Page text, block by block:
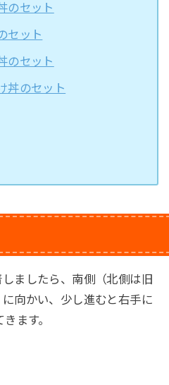
のセット
セット
のセット
丼のセット
ましたら、南側（北側は旧
向かい、少し進むと右手に
ます。